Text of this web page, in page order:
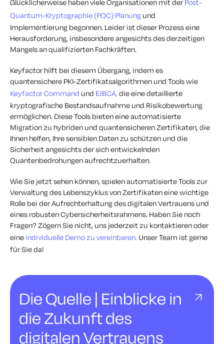
Glücklicherweise haben viele Organisationen mit der Post-
Quantum-Kryptographie (PQC) Planung und
Implementierung begonnen. Leider ist dieser Prozess eine
Herausforderung, insbesondere angesichts des derzeitigen
Mangels an qualifizierten Fachkräften.
Keyfactor hilft bei diesem Übergang, indem es
quantensichere PKI-Zertifikatsalgorithmen und Tools wie
Keyfactor Command und EJBCA, die eine detaillierte
kryptografische Bestandsaufnahme und Risikobewertung
ermöglichen. Diese Tools bieten eine automatisierte
Migration zu hybriden und quantensicheren Zertifikaten, die
Ihnen helfen, Ihre sensiblen Daten zu schützen und die
Sicherheit angesichts der sich entwickelnden
Quantenbedrohungen aufrechtzuerhalten.
Wie Sie jetzt sehen können, spielen automatisierte Tools zur
Verwaltung des Lebenszyklus von Zertifikaten eine wichtige
Rolle bei der Aufrechterhaltung des digitalen Vertrauens und
eines robusten Cybersicherheitsrahmens. Haben Sie noch
Fragen? Zögern Sie nicht, uns jederzeit zu kontaktieren oder
eine individuelle Demo zu vereinbaren. Unser Team ist gerne
für Sie da!
Die Quelle | Einblicke in
die Zukunft des
digitalen Vertrauens